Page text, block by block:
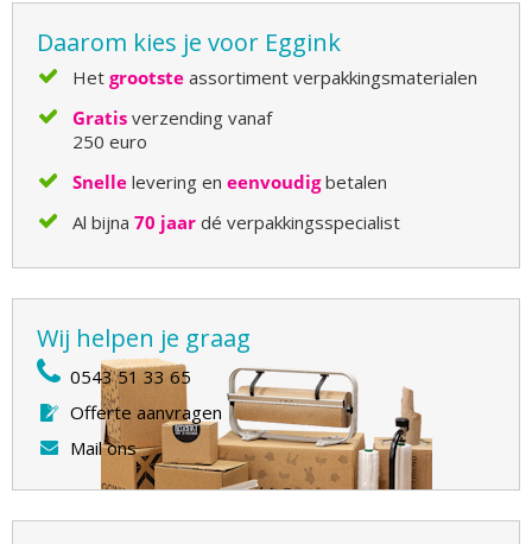
Daarom kies je voor Eggink
Het grootste assortiment verpakkingsmaterialen
Gratis verzending vanaf
250 euro
Snelle levering en eenvoudigbetalen
Al bijna 70 jaar dé verpakkingsspecialist
Wij helpen je graag
0543 51 33 65
Offerte aanvragen
Mail ons